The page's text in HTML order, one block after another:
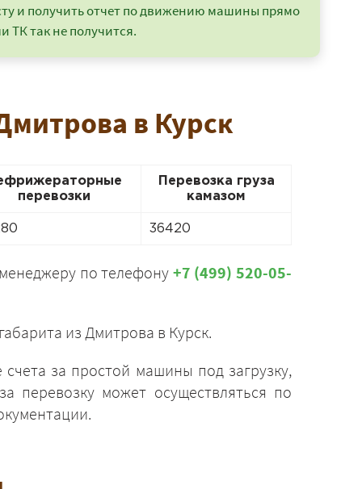
и получить отчет по движению машины прямо
ТК так не получится.
в Курск
перевозки
Перевозка груза
камазом
36420
по телефону+7 (499) 520-05-
из Дмитрова в Курск.
за простой машины под загрузку,
перевозку может осуществляться по